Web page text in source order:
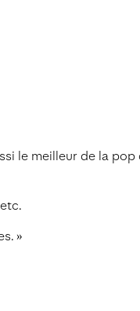
le meilleur de la
»